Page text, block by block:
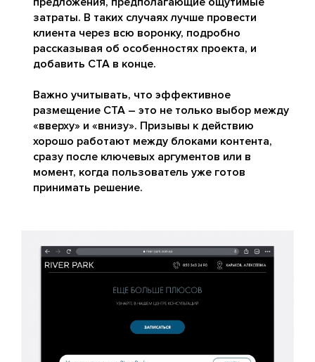
затраты. В таких случаях лучше провести
клиента через всю воронку, подробно
рассказывая об особенностях проекта, и
добавить CTA в конце.
Важно учитывать, что эффективное
размещение CTA – это не только выбор между
«вверху» и «внизу». Призывы к действию
хорошо работают между блоками контента,
сразу после ключевых аргументов или в
момент, когда пользователь уже готов
принимать решение.